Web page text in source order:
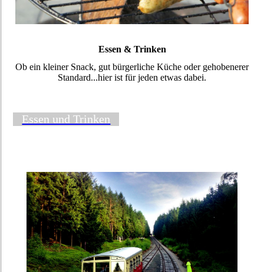
Essen & Trinken
Ob ein kleiner Snack, gut bürgerliche Küche oder gehobenerer
Standard...hier ist für jeden etwas dabei.
Essen und Trinken